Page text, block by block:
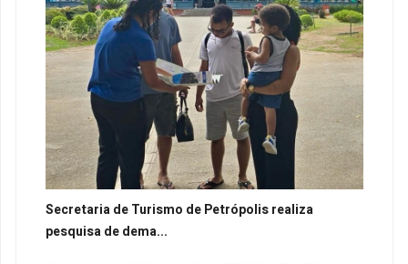
Secretaria de Turismo de Petrópolis realiza
pesquisa de dema...